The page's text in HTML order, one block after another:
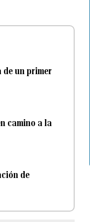
un primer
camino a la
de